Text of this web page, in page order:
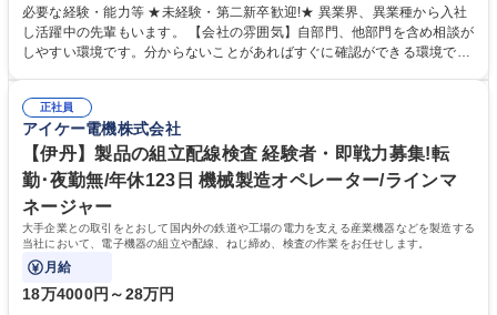
ます。やりがいを感じながら安定して働ける環境です。 ※未経験者の方も
一から先輩が親切、丁寧にお教えします。現在働いている方も未経験から
スタートして活躍している方が多数いますので安心してご応募下さい。経
必要な経験・能力等 ★未経験・第二新卒歓迎!★ 異業界、異業種から入社
し活躍中の先輩もいます。 【会社の雰囲気】自部門、他部門を含め相談が
しやすい環境です。分からないことがあればすぐに確認ができる環境で
正社員
アイケー電機株式会社
【伊丹】製品の組立配線検査 経験者・即戦力募集!転
勤･夜勤無/年休123日 機械製造オペレーター/ラインマ
ネージャー
大手企業との取引をとおして国内外の鉄道や工場の電力を支える産業機器などを製造する
当社において、電子機器の組立や配線、ねじ締め、検査の作業をお任せします。
月給
18万4000円～28万円